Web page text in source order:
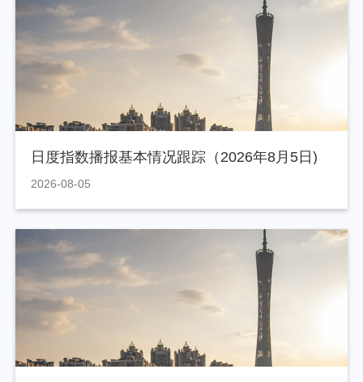
日度指数播报基本情况跟踪（2026年8月5日)
2026-08-05